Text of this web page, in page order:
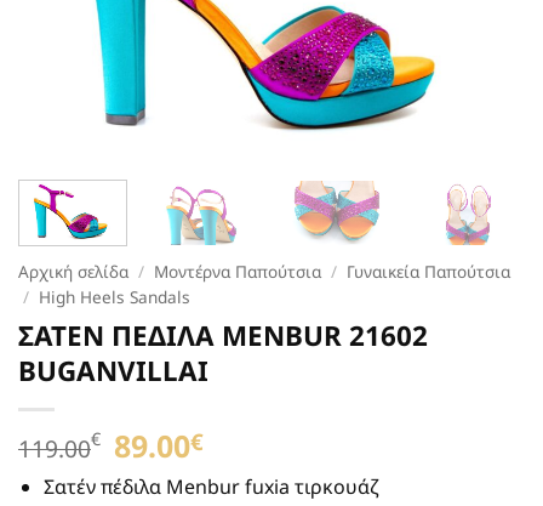
Αρχική σελίδα / Μοντέρνα Παπούτσια / Γυναικεία Παπούτσια
/ High Heels Sandals
ΣΑΤΕΝ ΠΕΔΙΛΑ ΜENBUR 21602
BUGANVILLAI
119.00€ Original
price
was:
89.00€Η
τιμή
Σατέν πέδιλα Menbur fuxia τιρκουάζ